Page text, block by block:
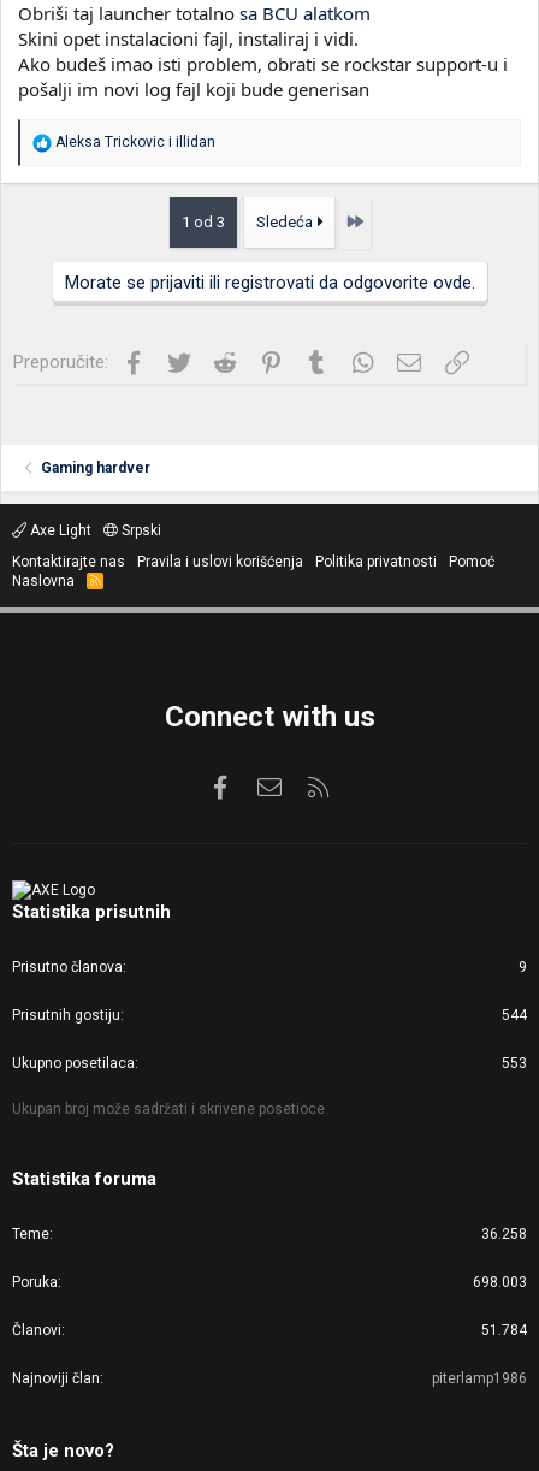
Obriši taj launcher totalno sa BCU alatkom
Skini opet instalacioni fajl, instaliraj i vidi.
Ako budeš imao isti problem, obrati se rockstar support-u i
pošalji im novi log fajl koji bude generisan
R
a
Aleksa Trickovic i illidan
1 od 3 Sledeća Poslednja
Morate se prijaviti ili registrovati da odgovorite ovde.
Preporučite: Facebook
Twitter Reddit PinterestTumblrWhatsApp
Imejl Link
Gaming hardver
Axe Light
Srpski
Kontaktirajte nas
Pravila i uslovi korišćenja Politika privatnosti
Pomoć
Naslovna
R
S
Connect with us
FacebookKontaktirajte nas
Statistika prisutnih
Prisutno članova 9
Prisutnih gostiju 544
Ukupno posetilaca 553
Ukupan broj može sadržati i skrivene posetioce.
Statistika foruma
Teme 36.258
Poruka 698.003
Članovi 51.784
Najnoviji član piterlamp1986
Šta je novo?